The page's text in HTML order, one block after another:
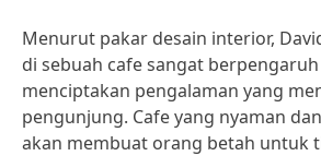
Menurut pakar desain interior,
di sebuah cafe sangat
menciptakan pengalaman yang
pengunjung. Cafe yang nyaman
akan membuat orang betah untuk